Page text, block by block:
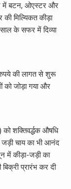
में बटन, ओएस्टर और
मिल्यिकत कीड़ा
के सफर में दिव्या
रुपये की लागत से शुरू
को जोड़ा गया और
को शक्तिवर्द्धक औषधि
चाय का भी आनंद
में कीड़ा-जड़ी का
प्रारंभ कर दी